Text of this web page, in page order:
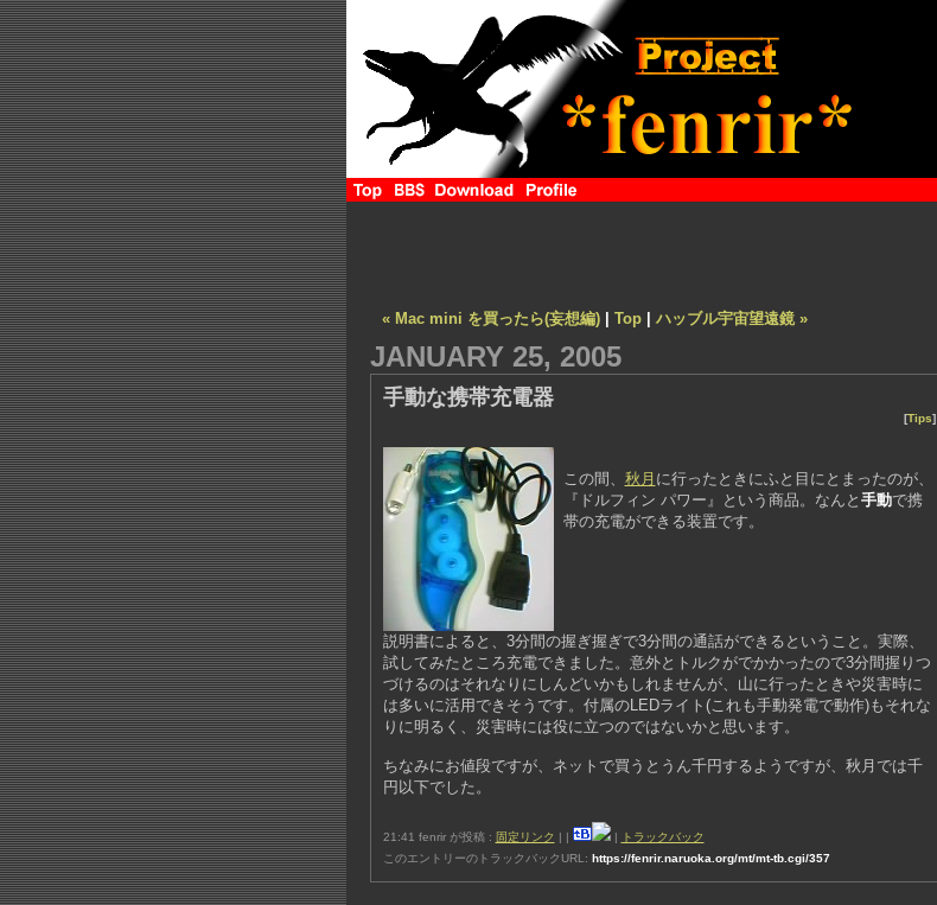
« Mac mini を買ったら(妄想編)| Top| ハッブル宇宙望遠鏡 »
JANUARY 25, 2005
手動な携帯充電器
[Tips]
この間、 秋月 に行ったときにふと目にとまったのが、
『ドルフィン パワー』という商品。なんと 手動で携
帯の充電ができる装置です。
説明書によると、3分間の握ぎ握ぎで3分間の通話ができるということ。実際、
試してみたところ充電できました。意外とトルクがでかかったので3分間握りつ
づけるのはそれなりにしんどいかもしれませんが、山に行ったときや災害時に
は多いに活用できそうです。付属のLEDライト(これも手動発電で動作)もそれな
りに明るく、災害時には役に立つのではないかと思います。
ちなみにお値段ですが、ネットで買うとうん千円するようですが、秋月では千
円以下でした。
21:41 fenrir が投稿 : 固定リンク | | |
トラックバック
このエントリーのトラックバックURL: https://fenrir.naruoka.org/mt/mt-tb.cgi/357